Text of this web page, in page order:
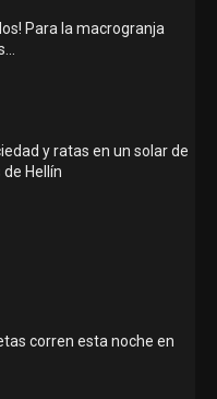
Para la macrogranja
y ratas en un solar de
de Hellín
corren esta noche en